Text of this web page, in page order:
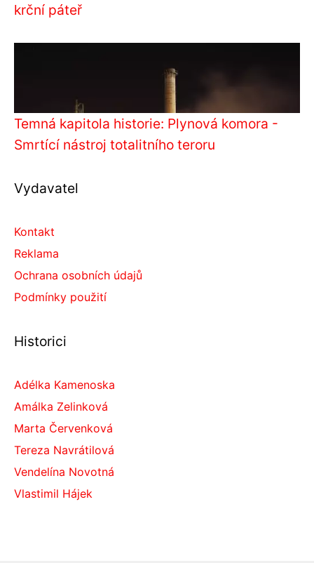
krční páteř
Temná kapitola historie: Plynová komora -
Smrtící nástroj totalitního teroru
Vydavatel
Kontakt
Reklama
Ochrana osobních údajů
Podmínky použití
Historici
Adélka Kamenoska
Amálka Zelinková
Marta Červenková
Tereza Navrátilová
Vendelína Novotná
Vlastimil Hájek